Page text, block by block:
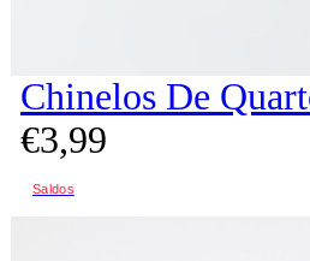
Chinelos De
€3,99
Saldos